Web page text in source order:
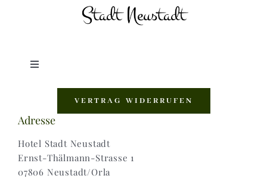
Toggle
Zahlungsweisen |
VERTRAG WIDERRUFEN
Adresse
Hotel Stadt Neustadt
Ernst-Thälmann-Strasse 1
07806 Neustadt/Orla